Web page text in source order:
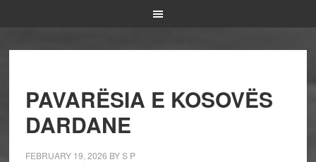
PAVARËSIA E KOSOVËS
DARDANE
FEBRUARY 19, 2026 BYS P